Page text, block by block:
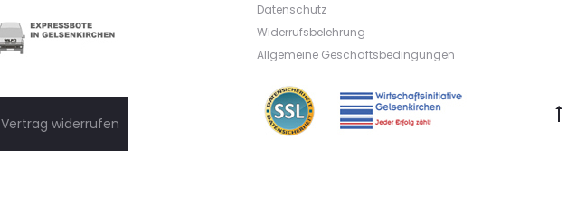
Vertrag widerrufen
Datenschutz
Widerrufsbelehrung
Allgemeine Geschäftsbedingungen